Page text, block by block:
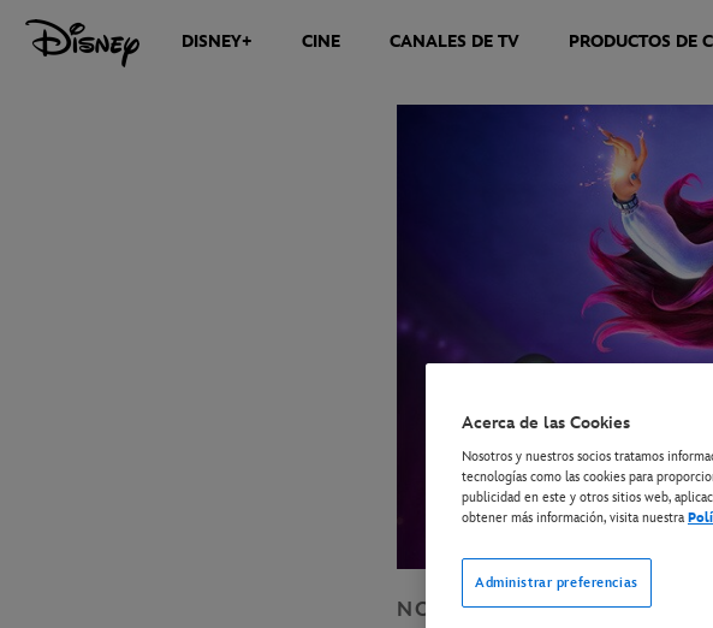
DISNEY+ CINE CANALES DE TV PRODUCTOS DE
NOTICIAS CINE
Acerca de las Cookies
Nosotros y nuestros socios tratamos
tecnologías como las cookies para
publicidad en este y otros sitios web,
obtener más información, visita nuestra
Administrar preferencias